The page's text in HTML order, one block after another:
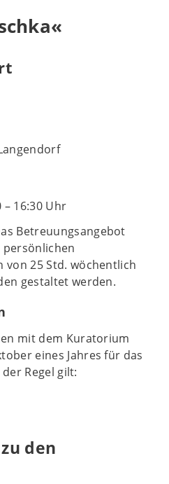
– 16:30 Uhr
Betreuungsangebot
von 25 Std. wöchentlich
gestaltet werden.
mit dem Kuratorium
eines Jahres für das
Regel gilt:
den